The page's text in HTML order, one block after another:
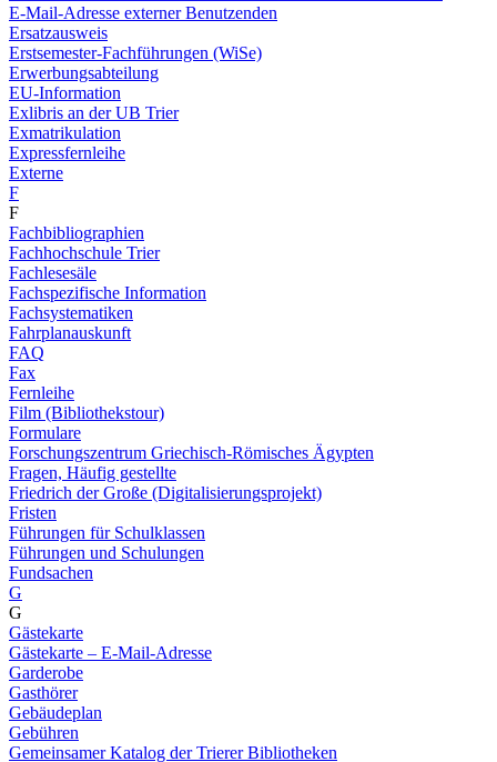
E-Mail-Adresse externer Benutzenden
Ersatzausweis
Erstsemester-Fachführungen (WiSe)
Erwerbungsabteilung
EU-Information
Exlibris an der UB Trier
Exmatrikulation
Expressfernleihe
Externe
F
F
Fachbibliographien
Fachhochschule Trier
Fachlesesäle
Fachspezifische Information
Fachsystematiken
Fahrplanauskunft
FAQ
Fax
Fernleihe
Film (Bibliothekstour)
Formulare
Forschungszentrum Griechisch-Römisches Ägypten
Fragen, Häufig gestellte
Friedrich der Große (Digitalisierungsprojekt)
Fristen
Führungen für Schulklassen
Führungen und Schulungen
Fundsachen
G
G
Gästekarte
Gästekarte – E-Mail-Adresse
Garderobe
Gasthörer
Gebäudeplan
Gebühren
Gemeinsamer Katalog der Trierer Bibliotheken